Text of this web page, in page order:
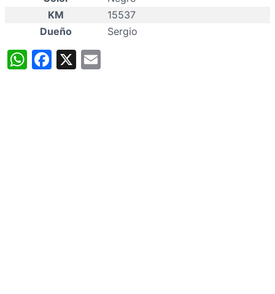
KM
15537
Dueño
Sergio
WhatsApp
Facebook
X